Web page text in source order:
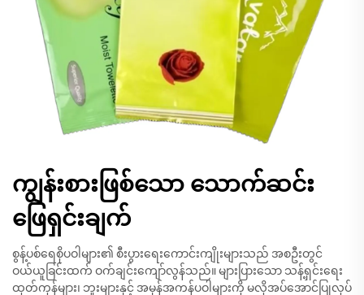
ကျွန်းစားဖြစ်သော သောက်ဆင်း
ဖြေရှင်းချက်
စွန့်ပစ်ရေစိုပဝါများ၏ စီးပွားရေးကောင်းကျိုးများသည် အစဦးတွင်
ဝယ်ယူခြင်းထက် ဝက်ချင်းကျော်လွန်သည်။ များပြားသော သန့်ရှင်းရေး
ထုတ်ကုန်များ၊ ဘူးများနှင့် အမှန်အကန်ပဝါများကို မလိုအပ်အောင်ပြုလုပ်